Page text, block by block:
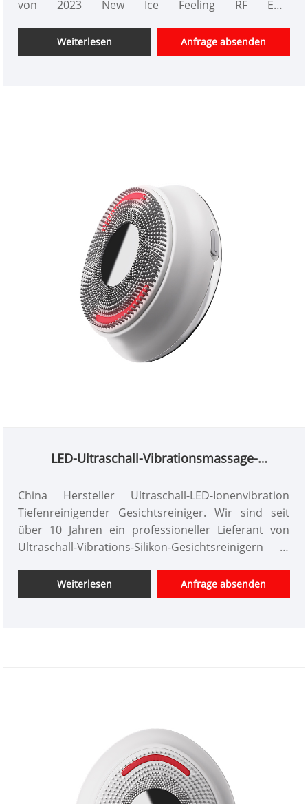
von 2023 New Ice Feeling RF EMS
maßgeschneidertes Design von
Schönheitsinstrumenten, haben einen guten
Weiterlesen Anfrage absenden
LED-Ultraschall-Vibrationsmassage-
China Hersteller Ultraschall-LED-Ionenvibration
Tiefenreinigender Gesichtsreiniger. Wir sind seit
über 10 Jahren ein professioneller Lieferant von
Ultraschall-Vibrations-Silikon-Gesichtsreinigern in
Schönheitsinstrumenten, haben einen guten
Preisvorteil und bieten Designdienstleistungen an.
Weiterlesen Anfrage absenden